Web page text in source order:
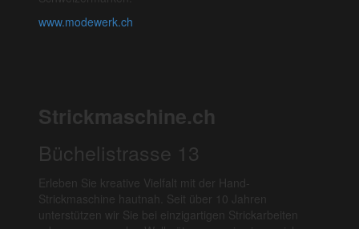
www.modewerk.ch
Strickmaschine.ch
Büchelistrasse 13
Erleben Sie kreative Vielfalt mit der Hand-
Strickmaschine hautnah. Seit über 10 Jahren
unterstützen wir Sie bei einzigartigen Strickarbeiten